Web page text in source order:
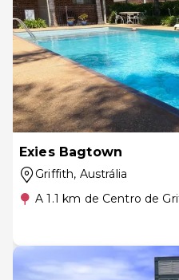
Exies Bagtown
Griffith, Austrália
A 1.1 km de Centro de